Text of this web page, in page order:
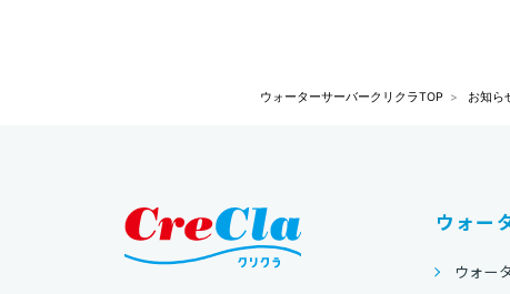
ウォーターサーバークリクラTOP お知ら
ウォー
ウォー